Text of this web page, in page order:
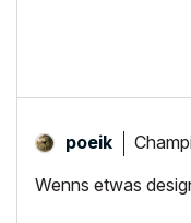
poeik
Wenns etwas